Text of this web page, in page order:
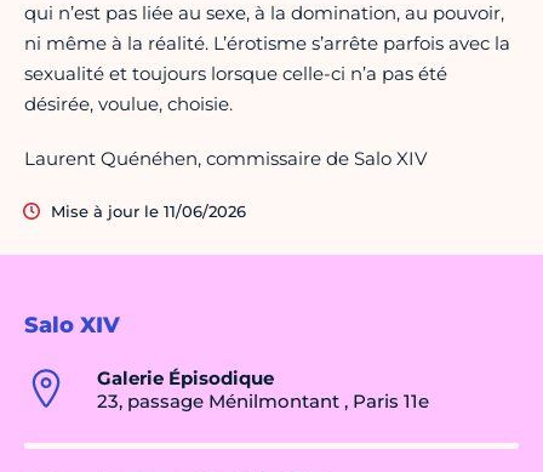
Salo XIV
Galerie Épisodique
23, passage Ménilmontant , Paris 11e
qui n’est pas liée au sexe, à la domination, au pouvoir,
ni même à la réalité. L’érotisme s’arrête parfois avec la
sexualité et toujours lorsque celle-ci n’a pas été
désirée, voulue, choisie.
Laurent Quénéhen, commissaire de Salo XIV
Mise à jour le 11/06/2026